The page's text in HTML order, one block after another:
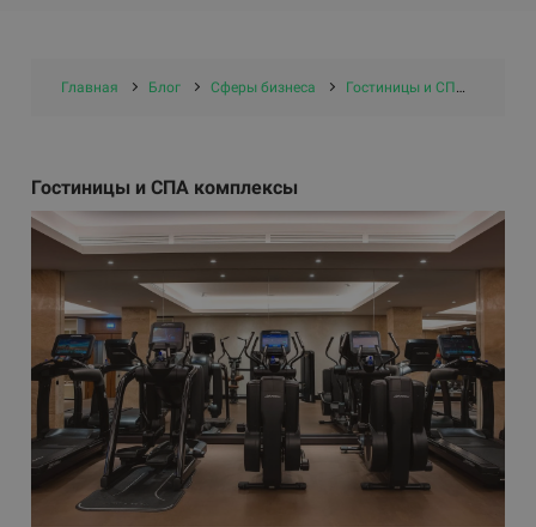
Главная Блог Сферы бизнеса Гостиницы и СПА комплексы
Гостиницы и СПА комплексы